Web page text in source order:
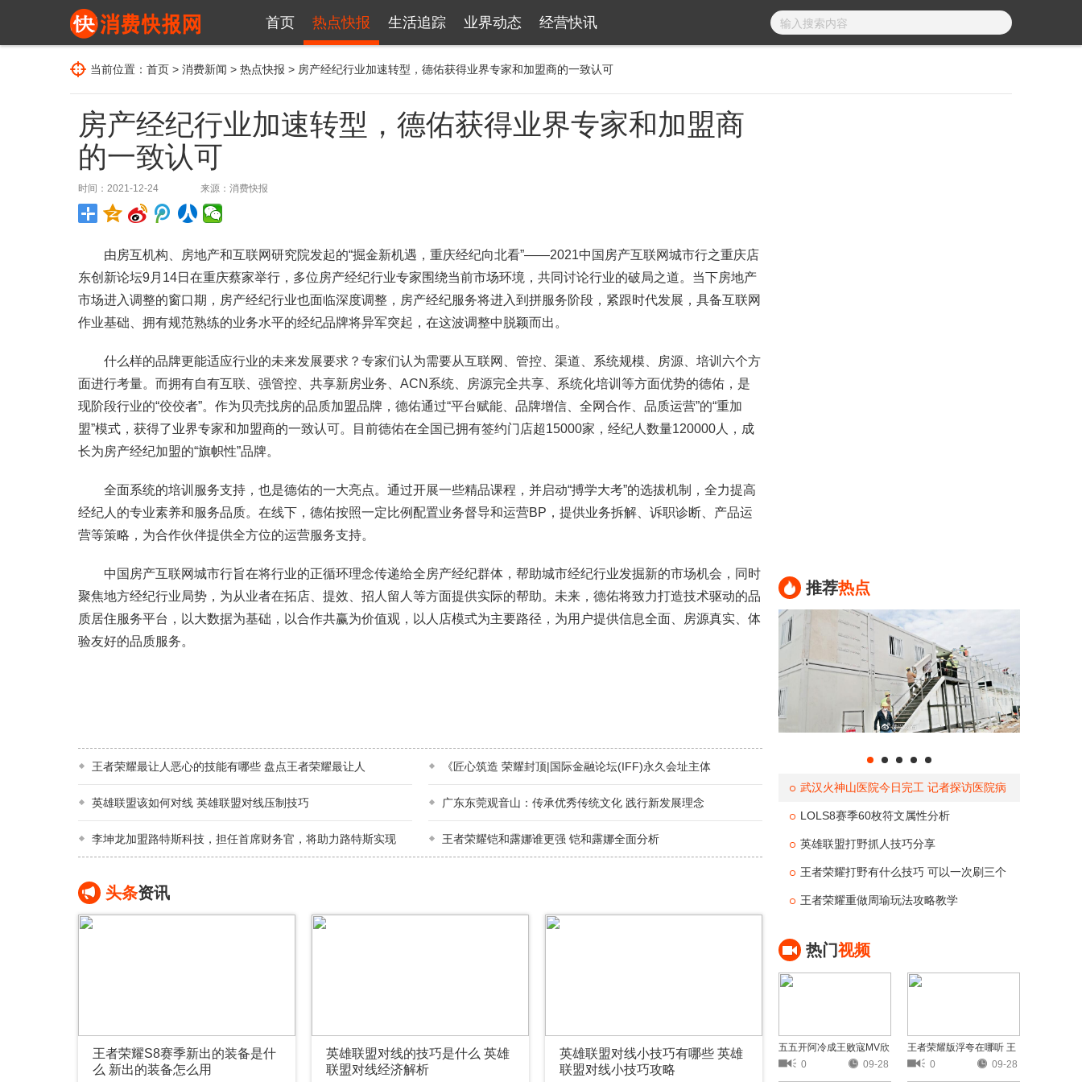
首页 热点快报 生活追踪 业界动态 经营快讯
当前位置： 首页 > 消费新闻 > 热点快报 > 房产经纪行业加速转型，德佑获得业界专家和加盟商的一致认可
房产经纪行业加速转型，德佑获得业界专家和加盟商
的一致认可
时间：2021-12-24 来源： 消费快报
由房互机构、房地产和互联网研究院发起的“掘金新机遇，重庆经纪向北看”——2021中国房产互联网城市行之重庆店
东创新论坛9月14日在重庆蔡家举行，多位房产经纪行业专家围绕当前市场环境，共同讨论行业的破局之道。当下房地产
市场进入调整的窗口期，房产经纪行业也面临深度调整，房产经纪服务将进入到拼服务阶段，紧跟时代发展，具备互联网
作业基础、拥有规范熟练的业务水平的经纪品牌将异军突起，在这波调整中脱颖而出。
什么样的品牌更能适应行业的未来发展要求？专家们认为需要从互联网、管控、渠道、系统规模、房源、培训六个方
面进行考量。而拥有自有互联、强管控、共享新房业务、ACN系统、房源完全共享、系统化培训等方面优势的德佑，是
现阶段行业的“佼佼者”。作为贝壳找房的品质加盟品牌，德佑通过“平台赋能、品牌增信、全网合作、品质运营”的“重加
盟”模式，获得了业界专家和加盟商的一致认可。目前德佑在全国已拥有签约门店超15000家，经纪人数量120000人，成
长为房产经纪加盟的“旗帜性”品牌。
全面系统的培训服务支持，也是德佑的一大亮点。通过开展一些精品课程，并启动“搏学大考”的选拔机制，全力提高
经纪人的专业素养和服务品质。在线下，德佑按照一定比例配置业务督导和运营BP，提供业务拆解、诉职诊断、产品运
营等策略，为合作伙伴提供全方位的运营服务支持。
中国房产互联网城市行旨在将行业的正循环理念传递给全房产经纪群体，帮助城市经纪行业发掘新的市场机会，同时
聚焦地方经纪行业局势，为从业者在拓店、提效、招人留人等方面提供实际的帮助。未来，德佑将致力打造技术驱动的品
质居住服务平台，以大数据为基础，以合作共赢为价值观，以人店模式为主要路径，为用户提供信息全面、房源真实、体
验友好的品质服务。
王者荣耀最让人恶心的技能有哪些 盘点王者荣耀最让人 《匠心筑造 荣耀封顶|国际金融论坛(IFF)永久会址主体
英雄联盟该如何对线 英雄联盟对线压制技巧 广东东莞观音山：传承优秀传统文化 践行新发展理念
李坤龙加盟路特斯科技，担任首席财务官，将助力路特斯实现 王者荣耀铠和露娜谁更强 铠和露娜全面分析
头条资讯
王者荣耀S8赛季新出的装备是什
么 新出的装备怎么用
英雄联盟对线的技巧是什么 英雄
联盟对线经济解析
英雄联盟对线小技巧有哪些 英雄
联盟对线小技巧攻略
推荐热点
武汉火神山医院今日完工 记者探访医院病
房医疗设备设施一流
LOLS8赛季60枚符文属性分析
英雄联盟打野抓人技巧分享
王者荣耀打野有什么技巧 可以一次刷三个
野怪的英雄
王者荣耀重做周瑜玩法攻略教学
热门视频
五五开阿冷成王败寇MV欣
赏
0 09-28
王者荣耀版浮夸在哪听 王
者荣耀版浮夸歌词欣赏
0 09-28